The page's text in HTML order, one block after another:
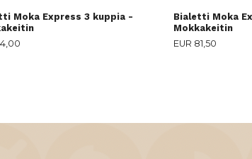
Moka Express 3 kuppia -
Bialetti Moka
Mokkakeitin
EUR 81,50